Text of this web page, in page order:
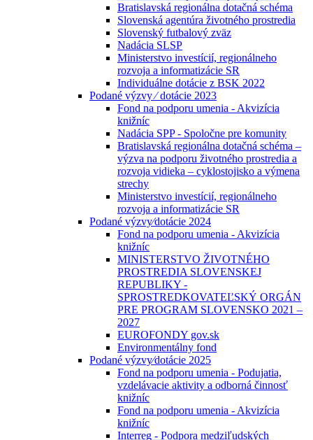
Bratislavská regionálna dotačná schéma
Slovenská agentúra životného prostredia
Slovenský futbalový zväz
Nadácia SLSP
Ministerstvo investícií, regionálneho
rozvoja a informatizácie SR
Individuálne dotácie z BSK 2022
Podané výzvy ⁄ dotácie 2023
Fond na podporu umenia - Akvizícia
knižníc
Nadácia SPP - Spoločne pre komunity
Bratislavská regionálna dotačná schéma –
výzva na podporu životného prostredia a
rozvoja vidieka – cyklostojisko a výmena
strechy
Ministerstvo investícií, regionálneho
rozvoja a informatizácie SR
Podané výzvy⁄dotácie 2024
Fond na podporu umenia - Akvizícia
knižníc
MINISTERSTVO ŽIVOTNÉHO
PROSTREDIA SLOVENSKEJ
REPUBLIKY -
SPROSTREDKOVATEĽSKÝ ORGÁN
PRE PROGRAM SLOVENSKO 2021 –
2027
EUROFONDY gov.sk
Environmentálny fond
Podané výzvy⁄dotácie 2025
Fond na podporu umenia - Podujatia,
vzdelávacie aktivity a odborná činnosť
knižníc
Fond na podporu umenia - Akvizícia
knižníc
Interreg - Podpora medziľudských